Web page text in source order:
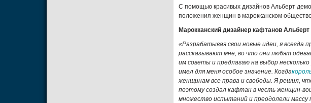
С помощью красивых дизайнов Альберт
положения женщин в марокканском
Марокканский дизайнер кафтанов Альберт
«Разрабатывая свои новые идеи, я всегда
рассказывают мне, во что они любят
им советы и предлагаю на выбор
имел для меня особое значение. Когда
женщинам все права и свободы. Я решил,
поэтому создал кафтан в честь женщин-
множество испытаний и преодолели